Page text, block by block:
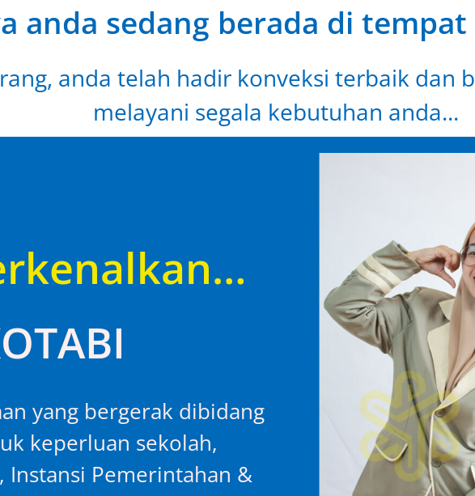
anda sedang berada di
anda telah hadir konveksi terbaik dan
melayani segala kebutuhan anda...
yang bergerak dibidang
keperluan sekolah,
Instansi Pemerintahan &